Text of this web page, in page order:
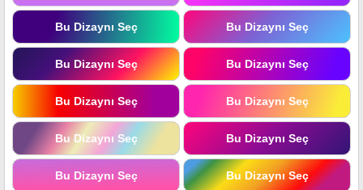
Bu Dizaynı Seç Bu Dizaynı Seç
Bu Dizaynı Seç Bu Dizaynı Seç
Bu Dizaynı Seç Bu Dizaynı Seç
Bu Dizaynı Seç Bu Dizaynı Seç
Bu Dizaynı Seç Bu Dizaynı Seç